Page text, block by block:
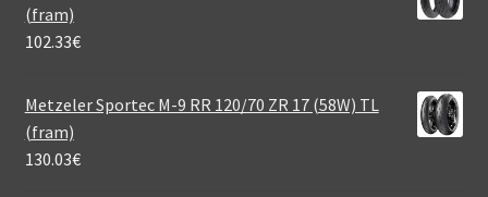
(fram)
102.33€
Metzeler Sportec M-9 RR 120/70 ZR 17 (58W) TL
(fram)
130.03€